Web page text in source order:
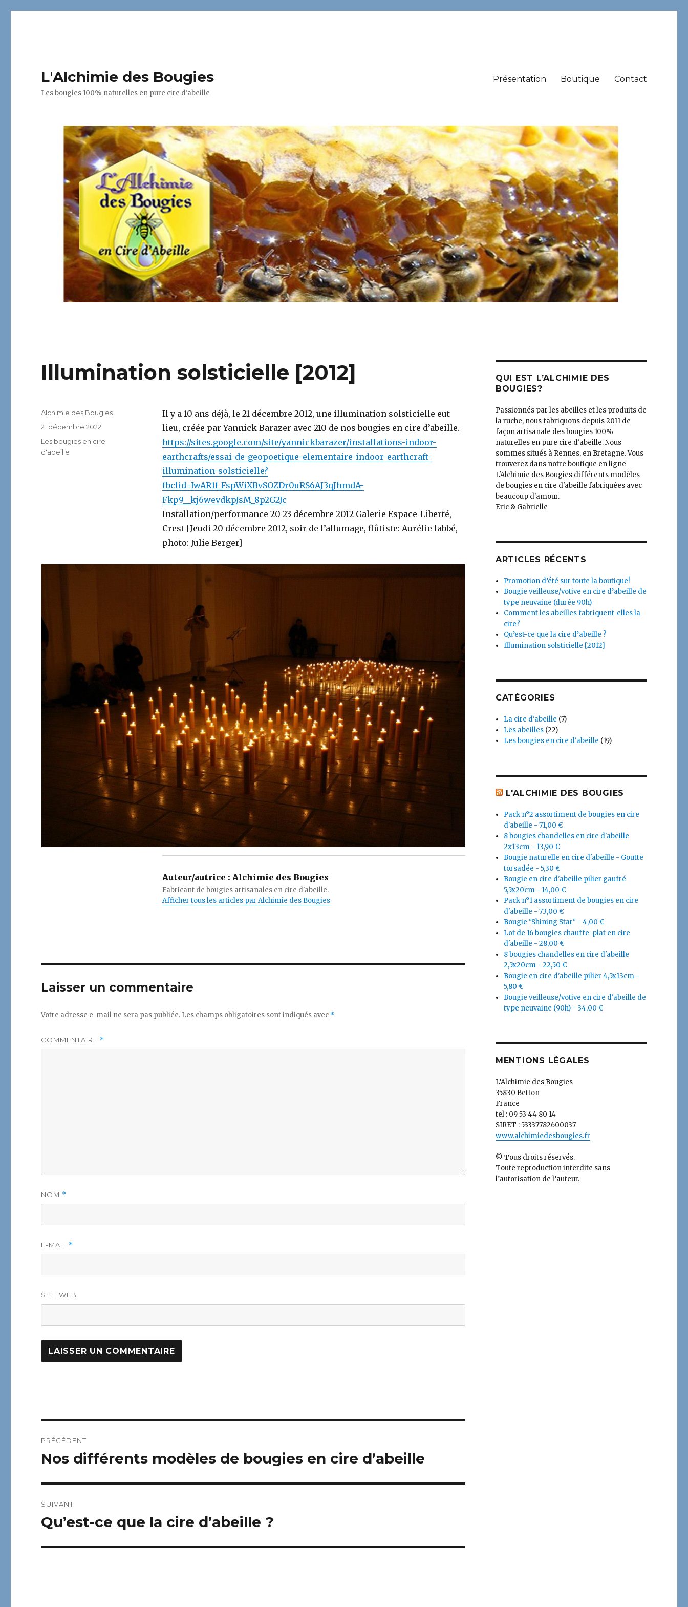
L'Alchimie des Bougies
Les bougies 100% naturelles en pure cire d'abeille
Présentation Boutique Contact
Illumination solsticielle [2012]
Il y a 10 ans déjà, le 21 décembre 2012, une illumination solsticielle eut
lieu, créée par Yannick Barazer avec 210 de nos bougies en cire d’abeille.
https://sites.google.com/site/yannickbarazer/installations-indoor-
earthcrafts/essai-de-geopoetique-elementaire-indoor-earthcraft-
illumination-solsticielle?
fbclid=IwAR1f_FspWiXBvSOZDr0uRS6AJ3qJhmdA-
Fkp9__kj6wevdkpJsM_8p2G2Jc
Installation/performance 20-23 décembre 2012 Galerie Espace-Liberté,
Crest [Jeudi 20 décembre 2012, soir de l’allumage, flûtiste: Aurélie labbé,
photo: Julie Berger]
Auteur/autrice : Alchimie des Bougies
Fabricant de bougies artisanales en cire d'abeille.
Afficher tous les articles par Alchimie des Bougies
Auteur
Alchimie des Bougies
Publié
le
21 décembre 2022
Catégories
Les bougies en cire
d'abeille
Laisser un commentaire
Votre adresse e-mail ne sera pas publiée. Les champs obligatoires sont indiqués avec *
COMMENTAIRE *
NOM *
E-MAIL *
SITE WEB
de
PRÉCÉDENT
Publication
Nos différents modèles de bougies en cire d’abeille
SUIVANT
Publication
Qu’est-ce que la cire d’abeille ?
QUI EST L’ALCHIMIE DES
BOUGIES?
Passionnés par les abeilles et les produits de
la ruche, nous fabriquons depuis 2011 de
façon artisanale des bougies 100%
naturelles en pure cire d'abeille. Nous
sommes situés à Rennes, en Bretagne. Vous
trouverez dans notre boutique en ligne
L'Alchimie des Bougies différents modèles
de bougies en cire d'abeille fabriquées avec
beaucoup d'amour.
Eric & Gabrielle
ARTICLES RÉCENTS
Promotion d’été sur toute la boutique!
Bougie veilleuse/votive en cire d’abeille de
type neuvaine (durée 90h)
Comment les abeilles fabriquent-elles la
cire?
Qu’est-ce que la cire d’abeille ?
Illumination solsticielle [2012]
CATÉGORIES
La cire d'abeille (7)
Les abeilles (22)
Les bougies en cire d'abeille (19)
L'ALCHIMIE DES BOUGIES
Pack n°2 assortiment de bougies en cire
d'abeille - 71,00 €
8 bougies chandelles en cire d'abeille
2x13cm - 13,90 €
Bougie naturelle en cire d'abeille - Goutte
torsadée - 5,30 €
Bougie en cire d'abeille pilier gaufré
5,5x20cm - 14,00 €
Pack n°1 assortiment de bougies en cire
d'abeille - 73,00 €
Bougie "Shining Star" - 4,00 €
Lot de 16 bougies chauffe-plat en cire
d'abeille - 28,00 €
8 bougies chandelles en cire d'abeille
2,5x20cm - 22,50 €
Bougie en cire d'abeille pilier 4,5x13cm -
5,80 €
Bougie veilleuse/votive en cire d'abeille de
type neuvaine (90h) - 34,00 €
MENTIONS LÉGALES
L’Alchimie des Bougies
35830 Betton
France
tel : 09 53 44 80 14
SIRET : 53337782600037
www.alchimiedesbougies.fr
© Tous droits réservés.
Toute reproduction interdite sans
l’autorisation de l’auteur.